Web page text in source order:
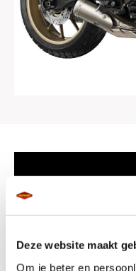
Deze website maakt
Om je beter en